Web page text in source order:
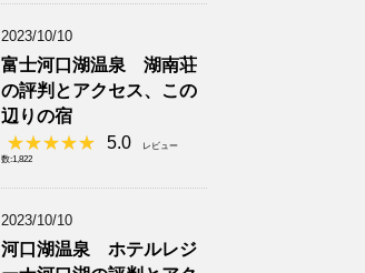
2023/10/10
富士河口湖温泉 湖南荘
の評判とアクセス、この
辺りの宿
5.0
レビュー
数:1,822
2023/10/10
河口湖温泉 ホテルレジ